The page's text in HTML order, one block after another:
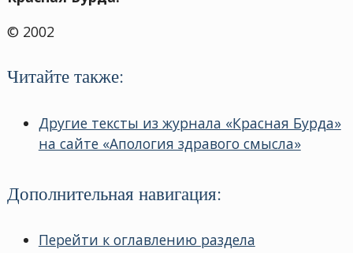
© 2002
Читайте также:
Другие тексты из журнала «Красная Бурда»
на сайте «Апология здравого смысла»
Дополнительная навигация:
Перейти к оглавлению раздела